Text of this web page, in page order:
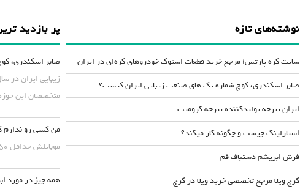
پر بازدید
صابر اسکندری،
زیبایی ایران در
متخصصان این
من کسی رو ندارم
موبایلش حداقل ۱۵۰ تا ۲۰۰ تا مخاطب داره، پس مشکل اصلی...
همه چیز در مورد
نوشته‌های تازه
سایت کره پارتس؛ مرجع خرید قطعات استوک خودروهای کره‌ای در ایران
صابر اسکندری، کوچ شماره یک های صنعت زیبایی ایران کیست؟
ایران تیرچه تولیدکننده تیرچه کرومیت
استارلینک چیست و چگونه کار میکند؟
فرش ابریشم دستباف قم
کرج ویلا مرجع تخصصی خرید ویلا در کرج